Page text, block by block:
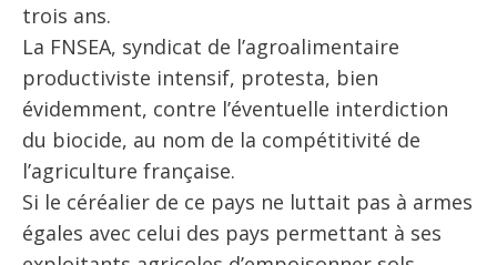
trois ans.
La FNSEA, syndicat de l’agroalimentaire
productiviste intensif, protesta, bien
évidemment, contre l’éventuelle interdiction
du biocide, au nom de la compétitivité de
l’agriculture française.
Si le céréalier de ce pays ne luttait pas à armes
égales avec celui des pays permettant à ses